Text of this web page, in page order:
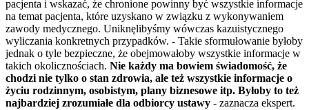
pacjenta i wskazać, że chronione powinny być wszystkie informacje
na temat pacjenta, które uzyskano w związku z wykonywaniem
zawody medycznego. Uniknęlibyśmy wówczas kazuistycznego
wyliczania konkretnych przypadków. - Takie sformułowanie byłoby
jednak o tyle bezpieczne, że obejmowałoby wszystkie informacje w
takich okolicznościach. Nie każdy ma bowiem świadomość, że
chodzi nie tylko o stan zdrowia, ale też wszystkie informacje o
życiu rodzinnym, osobistym, plany biznesowe itp. Byłoby to też
najbardziej zrozumiałe dla odbiorcy ustawy - zaznacza ekspert.